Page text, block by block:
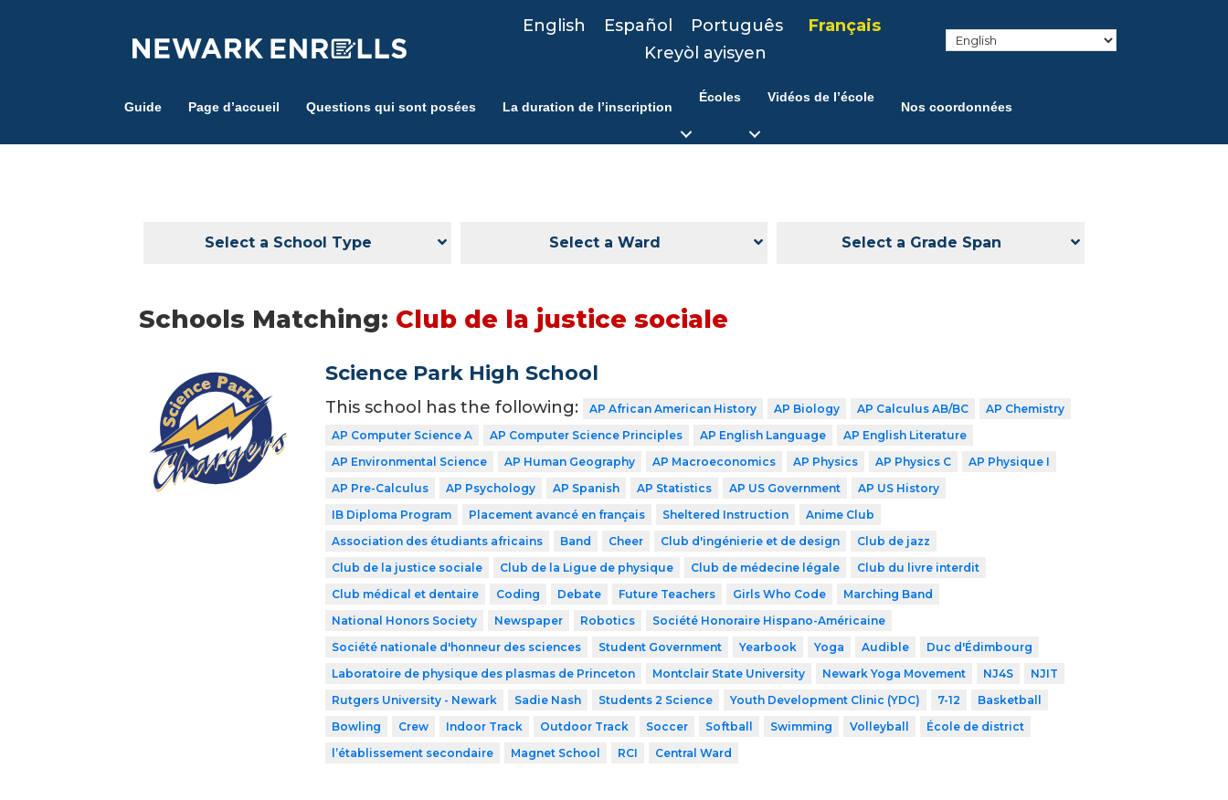
English Español Português
Français
Kreyòl ayisyen
Guide Page d’accueil Questions qui sont posées La duration de l’inscription
Écoles Vidéos de l’école
Nos coordonnées
Select a School Type Select a Ward Select a Grade Span
Schools Matching: Club de la justice sociale
Science Park High School
This school has the following: AP African American History AP Biology AP Calculus AB/BC
AP Chemistry
AP Computer Science A
AP Computer Science Principles AP English Language
AP English Literature
AP Environmental Science
AP Human Geography AP Macroeconomics AP Physics AP Physics C
AP Physique I
AP Pre-Calculus
AP Psychology AP Spanish AP Statistics AP US Government
AP US History
IB Diploma Program
Placement avancé en français Sheltered Instruction
Anime Club
Association des étudiants africains
Band Cheer Club d'ingénierie et de design
Club de jazz
Club de la justice sociale
Club de la Ligue de physique Club de médecine légale
Club du livre interdit
Club médical et dentaire
Coding Debate Future Teachers Girls Who Code
Marching Band
National Honors Society
Newspaper Robotics
Société Honoraire Hispano-Américaine
Société nationale d'honneur des sciences
Student Government Yearbook Yoga Audible
Duc d'Édimbourg
Laboratoire de physique des plasmas de Princeton
Montclair State University Newark Yoga Movement NJ4S
NJIT
Rutgers University - Newark
Sadie Nash Students 2 Science Youth Development Clinic (YDC) 7-12
Basketball
Bowling
Crew Indoor Track Outdoor Track Soccer Softball Swimming Volleyball
École de district
l’établissement secondaire
Magnet School RCI Central Ward